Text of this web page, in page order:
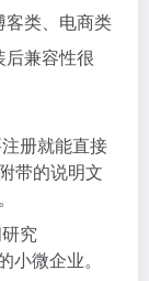
客类、电商类
兼容性很
册就能直接
带的说明文
究
微企业。